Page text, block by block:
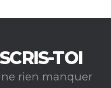
TOI
rien manquer